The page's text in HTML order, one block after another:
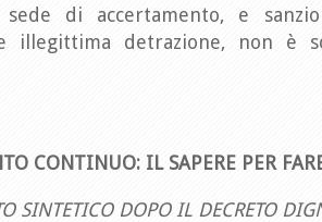
di accertamento, e
illegittima detrazione, non è
CONTINUO: IL SAPERE PER
SINTETICO DOPO IL DECRETO